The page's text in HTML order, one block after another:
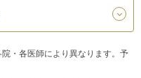
・各医師により異なります。予